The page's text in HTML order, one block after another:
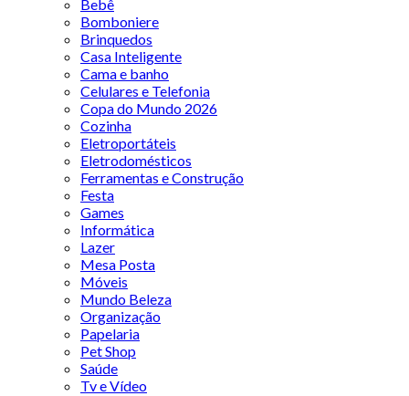
Bebê
Bomboniere
Brinquedos
Casa Inteligente
Cama e banho
Celulares e Telefonia
Copa do Mundo 2026
Cozinha
Eletroportáteis
Eletrodomésticos
Ferramentas e Construção
Festa
Games
Informática
Lazer
Mesa Posta
Móveis
Mundo Beleza
Organização
Papelaria
Pet Shop
Saúde
Tv e Vídeo